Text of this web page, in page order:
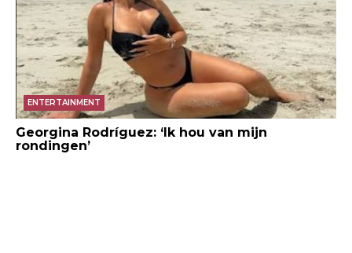
ENTERTAINMENT
Georgina Rodríguez: ‘Ik hou van mijn
rondingen’